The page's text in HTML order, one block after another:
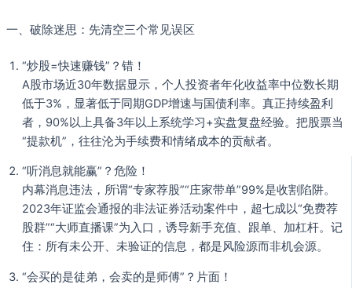
一、破除迷思：先清空三个常见误区
“炒股=快速赚钱”？错！
A股市场近30年数据显示，个人投资者年化收益率中位数长期
低于3%，显著低于同期GDP增速与国债利率。真正持续盈利
者，90%以上具备3年以上系统学习+实盘复盘经验。把股票当
“提款机”，往往沦为手续费和情绪成本的贡献者。
“听消息就能赢”？危险！
内幕消息违法，所谓“专家荐股”“庄家带单”99%是收割陷阱。
2023年证监会通报的非法证券活动案件中，超七成以“免费荐
股群”“大师直播课”为入口，诱导新手充值、跟单、加杠杆。记
住：所有未公开、未验证的信息，都是风险源而非机会源。
“会买的是徒弟，会卖的是师傅”？片面！